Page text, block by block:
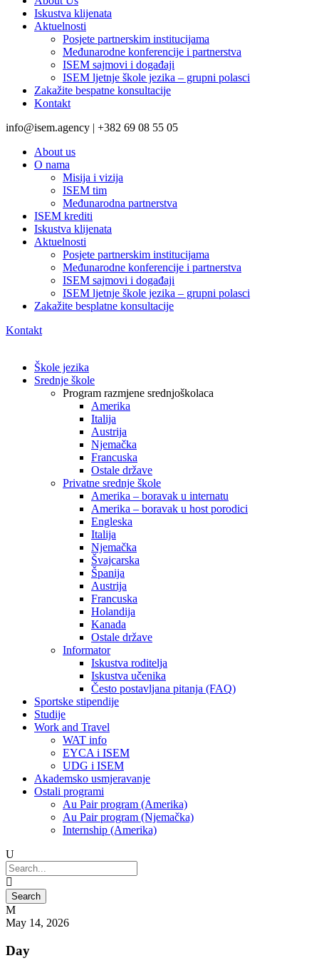
Iskustva klijenata
Aktuelnosti
Posjete partnerskim institucijama
Međunarodne konferencije i partnerstva
ISEM sajmovi i događaji
ISEM ljetnje škole jezika – grupni polasci
Zakažite bespatne konsultacije
Kontakt
info@isem.agency | +382 69 08 55 05
About us
O nama
Misija i vizija
ISEM tim
Međunarodna partnerstva
ISEM krediti
Iskustva klijenata
Aktuelnosti
Posjete partnerskim institucijama
Međunarodne konferencije i partnerstva
ISEM sajmovi i događaji
ISEM ljetnje škole jezika – grupni polasci
Zakažite besplatne konsultacije
Kontakt
Škole jezika
Srednje škole
Program razmjene srednjoškolaca
Amerika
Italija
Austrija
Njemačka
Francuska
Ostale države
Privatne srednje škole
Amerika – boravak u internatu
Amerika – boravak u host porodici
Engleska
Italija
Njemačka
Švajcarska
Španija
Austrija
Francuska
Holandija
Kanada
Ostale države
Informator
Iskustva roditelja
Iskustva učenika
Često postavljana pitanja (FAQ)
Sportske stipendije
Studije
Work and Travel
WAT info
EYCA i ISEM
UDG i ISEM
Akademsko usmjeravanje
Ostali programi
Au Pair program (Amerika)
Au Pair program (Njemačka)
Internship (Amerika)
May 14, 2026
Day